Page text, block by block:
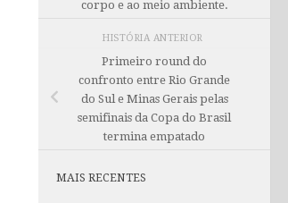
corpo e ao meio ambiente.
HISTÓRIA ANTERIOR
Primeiro round do
confronto entre Rio Grande
do Sul e Minas Gerais pelas
semifinais da Copa do Brasil
termina empatado
MAIS RECENTES